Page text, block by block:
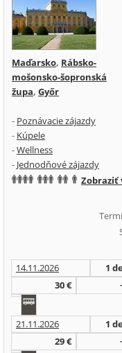
Maďarsko, Rábsko-
mošonsko-šopronská
župa, Győr
- Poznávacie zájazdy
- Kúpele
-Wellness
- Jednodňové zájazdy
Zobraziť
14.11.2026 1
30 €
21.11.2026 1
29 €